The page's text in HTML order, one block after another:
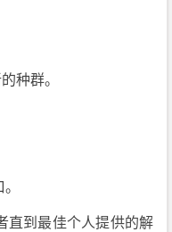
种群。
直到最佳个人提供的解